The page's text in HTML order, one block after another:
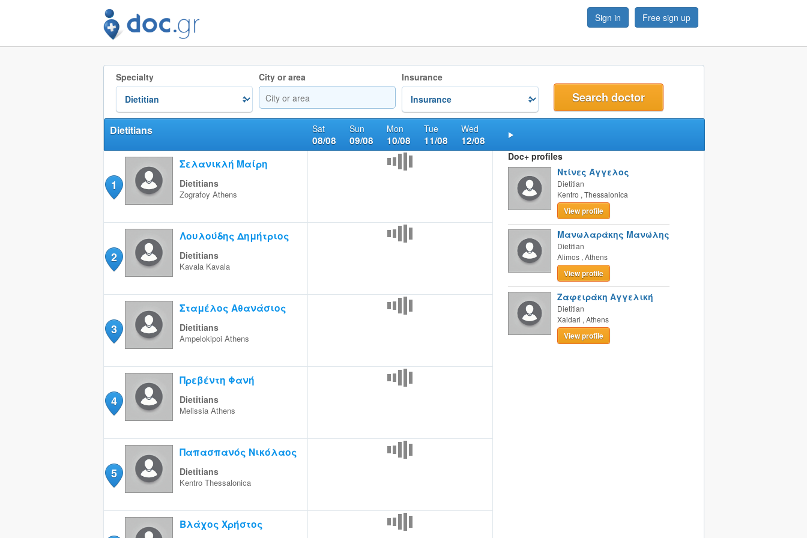
Sign in Free sign up
Specialty City or area Insurance
Sat
08/08
Sun
09/08
Mon
10/08
Tue
11/08
Wed
12/08
Dietitians
1
Σελανικλή Μαίρη
Dietitians
Zografoy Athens
2
Λουλούδης Δημήτριος
Dietitians
Kavala Kavala
3
Σταμέλος Αθανάσιος
Dietitians
Ampelokipoi Athens
4
Πρεβέντη Φανή
Dietitians
Melissia Athens
5
Παπασπανός Νικόλαος
Dietitians
Kentro Thessalonica
Βλάχος Χρήστος
Doc+ profiles
Ντίνες Άγγελος
Dietitian
Kentro , Thessalonica
View profile
Μανωλαράκης Μανώλης
Dietitian
Alimos , Athens
View profile
Ζαφειράκη Αγγελική
Dietitian
Xaidari , Athens
View profile